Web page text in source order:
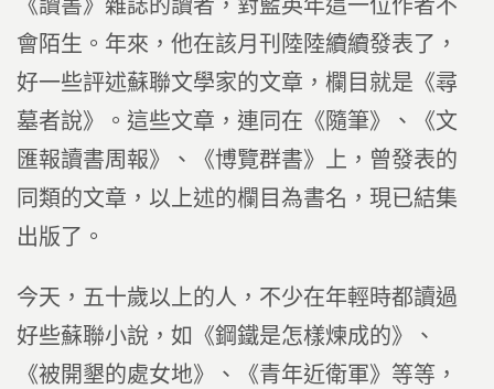
《讀書》雜誌的讀者，對藍英年這一位作者不
會陌生。年來，他在該月刊陸陸續續發表了，
好一些評述蘇聯文學家的文章，欄目就是《尋
墓者說》。這些文章，連同在《隨筆》、《文
匯報讀書周報》、《博覽群書》上，曾發表的
同類的文章，以上述的欄目為書名，現已結集
出版了。
今天，五十歲以上的人，不少在年輕時都讀過
好些蘇聯小說，如《鋼鐵是怎樣煉成的》、
《被開墾的處女地》、《青年近衛軍》等等，